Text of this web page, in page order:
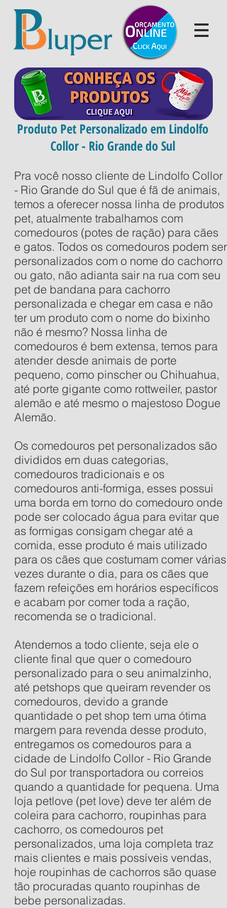
Produto Pet Personalizado em Lindolfo
Collor - Rio Grande do Sul
Pra você nosso cliente de Lindolfo Collor
- Rio Grande do Sul que é fã de animais,
temos a oferecer nossa linha de produtos
pet, atualmente trabalhamos com
comedouros (potes de ração) para cães
e gatos. Todos os comedouros podem ser
personalizados com o nome do cachorro
ou gato, não adianta sair na rua com seu
pet de bandana para cachorro
personalizada e chegar em casa e não
ter um produto com o nome do bixinho
não é mesmo? Nossa linha de
comedouros é bem extensa, temos para
atender desde animais de porte
pequeno, como pinscher ou Chihuahua,
até porte gigante como rottweiler, pastor
alemão e até mesmo o majestoso Dogue
Alemão.
Os comedouros pet personalizados são
divididos em duas categorias,
comedouros tradicionais e os
comedouros anti-formiga, esses possui
uma borda em torno do comedouro onde
pode ser colocado água para evitar que
as formigas consigam chegar até a
comida, esse produto é mais utilizado
para os cães que costumam comer várias
vezes durante o dia, para os cães que
fazem refeições em horários específicos
e acabam por comer toda a ração,
recomenda se o tradicional.
Atendemos a todo cliente, seja ele o
cliente final que quer o comedouro
personalizado para o seu animalzinho,
até petshops que queiram revender os
comedouros, devido a grande
quantidade o pet shop tem uma ótima
margem para revenda desse produto,
entregamos os comedouros para a
cidade de Lindolfo Collor - Rio Grande
do Sul por transportadora ou correios
quando a quantidade for pequena. Uma
loja petlove (pet love) deve ter além de
coleira para cachorro, roupinhas para
cachorro, os comedouros pet
personalizados, uma loja completa traz
mais clientes e mais possíveis vendas,
hoje roupinhas de cachorros são quase
tão procuradas quanto roupinhas de
bebe personalizadas.